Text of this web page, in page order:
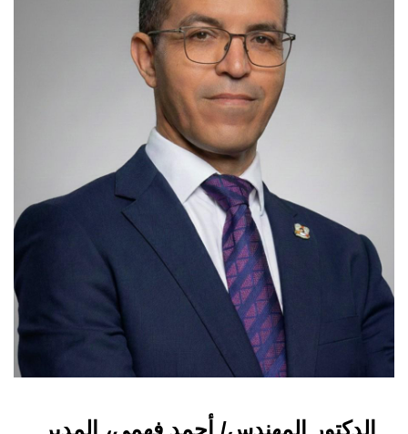
الدكتور المهندس/ أحمد فهمي، المدير